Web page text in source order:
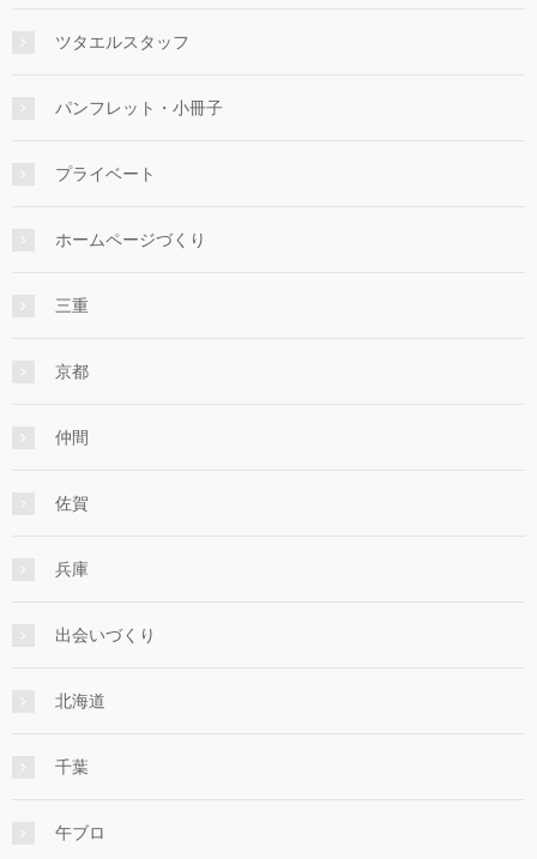
ツタエルスタッフ
パンフレット・小冊子
プライベート
ホームページづくり
三重
京都
仲間
佐賀
兵庫
出会いづくり
北海道
千葉
午ブロ